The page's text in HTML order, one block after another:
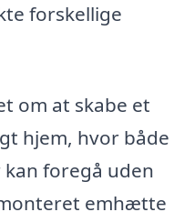
forskellige
om at skabe et
hjem, hvor både
foregå uden
emhætte